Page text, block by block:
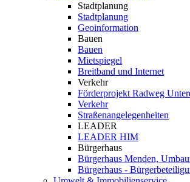
Stadtplanung
Stadtplanung
Geoinformation
Bauen
Bauen
Mietspiegel
Breitband und Internet
Verkehr
Förderprojekt Radweg
Verkehr
Straßenangelegenheiten
LEADER
LEADER HIM
Bürgerhaus
Bürgerhaus Menden,
Bürgerhaus -